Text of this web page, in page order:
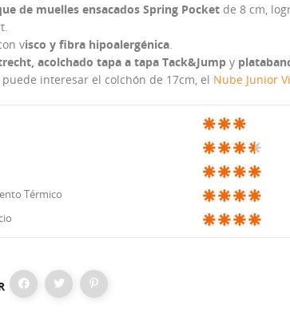
de muelles ensacados Spring Pocket de 8 cm,
visco y fibra hipoalergénica.
acolchado tapa a tapa Tack&Jump y
interesar el colchón de 17cm, el Nube Junior
Térmico